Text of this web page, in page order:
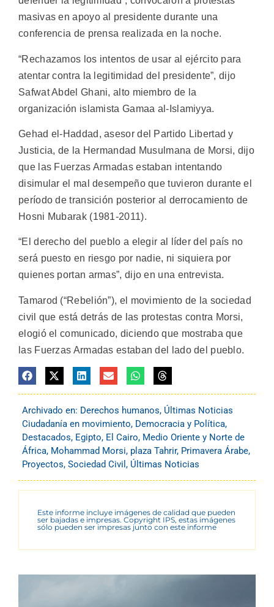
masivas en apoyo al presidente durante una
conferencia de prensa realizada en la noche.
“Rechazamos los intentos de usar al ejército para
atentar contra la legitimidad del presidente”, dijo
Safwat Abdel Ghani, alto miembro de la
organización islamista Gamaa al-Islamiyya.
Gehad el-Haddad, asesor del Partido Libertad y
Justicia, de la Hermandad Musulmana de Morsi, dijo
que las Fuerzas Armadas estaban intentando
disimular el mal desempeño que tuvieron durante el
período de transición posterior al derrocamiento de
Hosni Mubarak (1981-2011).
“El derecho del pueblo a elegir al líder del país no
será puesto en riesgo por nadie, ni siquiera por
quienes portan armas”, dijo en una entrevista.
Tamarod (“Rebelión”), el movimiento de la sociedad
civil que está detrás de las protestas contra Morsi,
elogió el comunicado, diciendo que mostraba que
las Fuerzas Armadas estaban del lado del pueblo.
Archivado en: Derechos humanos, Últimas Noticias
Ciudadanía en movimiento, Democracia y Política,
Destacados, Egipto, El Cairo, Medio Oriente y Norte de
África, Mohammad Morsi, plaza Tahrir, Primavera Árabe,
Proyectos, Sociedad Civil , Últimas Noticias
Este informe incluye imágenes de calidad que pueden
ser bajadas e impresas. Copyright IPS, estas imágenes
sólo pueden ser impresas junto con este informe